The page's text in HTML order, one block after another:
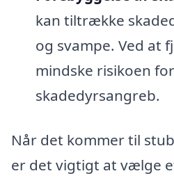
kan tiltrække
og svampe. Ved at
mindske risikoen for
skadedyrsangreb.
Når det kommer til
er det vigtigt at vælge